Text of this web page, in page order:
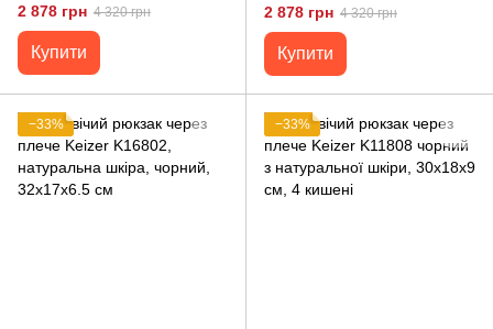
2 878 грн 4 320 грн
Купити
розміру, чорний, натуральна
2 878 грн 4 320 грн
Купити
−33% −33%